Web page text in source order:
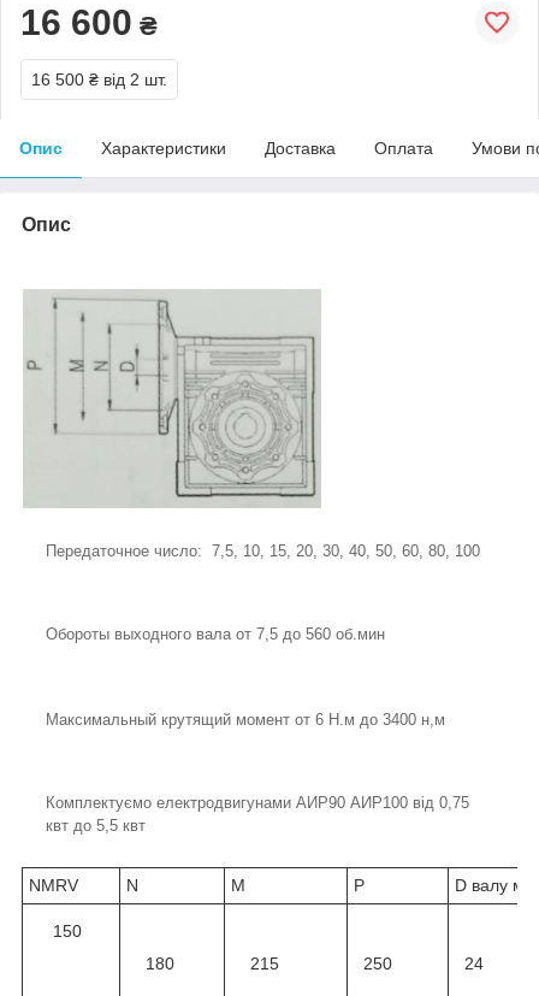
16 600 ₴
16 500 ₴ від 2 шт.
Опис Характеристики Доставка Оплата Умови
Опис
Передаточное число: 7,5, 10, 15, 20, 30, 40, 50, 60, 80, 100
Обороты выходного вала от 7,5 до 560 об.мин
Максимальный крутящий момент от 6 Н.м до 3400 н,м
Комплектуємо електродвигунами АИР90 АИР100 від 0,75
квт до 5,5 квт
NMRV N M P D валу мм
150
180
215 250 24